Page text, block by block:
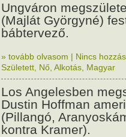
Ungváron
(Majlát Györgyné)
bábtervező.
» tovább olvasom | Nincs
Született Nő Alkotás Magyar
Los Angelesben
Dustin Hoffman
(Pillangó,
kontra Kramer).